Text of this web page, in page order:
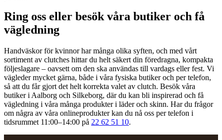
Ring oss eller besök våra butiker och få
vägledning
Handväskor för kvinnor har många olika syften, och med vårt
sortiment av clutches hittar du helt säkert din föredragna, kompakta
följeslagare – oavsett om den ska användas till vardags eller fest. Vi
vägleder mycket gärna, både i våra fysiska butiker och per telefon,
så att du får gjort det helt korrekta valet av clutch. Besök våra
butiker i Aalborg och Silkeborg, där du kan bli inspirerad och få
vägledning i våra många produkter i läder och skinn. Har du frågor
om några av våra onlineprodukter kan du nå oss per telefon i
tidsrummet 11:00–14:00 på 22 62 51 10.